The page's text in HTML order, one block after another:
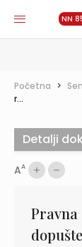
NN
Početna >
r...
AA
Pravna
Detalji